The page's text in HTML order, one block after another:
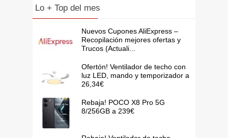
Lo + Top del mes
Nuevos Cupones AliExpress –
Recopilación mejores ofertas y
Trucos (Actuali...
Ofertón! Ventilador de techo con
luz LED, mando y temporizador a
26,34€
Rebaja! POCO X8 Pro 5G
8/256GB a 239€